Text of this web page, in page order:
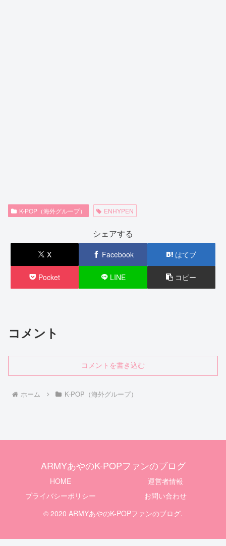
K-POP（海外グループ） ENHYPEN
シェアする
X Facebook はてブ
Pocket LINE コピー
コメント
コメントを書き込む
ホーム K-POP（海外グループ）
ARMYあやのK-POPファンのブログ
HOME
運営者情報
プライバシーポリシー
お問い合わせ
© 2020 ARMYあやのK-POPファンのブログ.